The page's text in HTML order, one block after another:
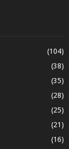
(104)
(38)
(35)
(28)
(25)
(21)
(16)